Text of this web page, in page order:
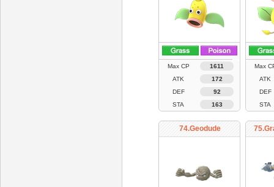
Max CP
1611
ATK
172
DEF
92
STA
163
Max
ATK
DEF
STA
74.Geodude